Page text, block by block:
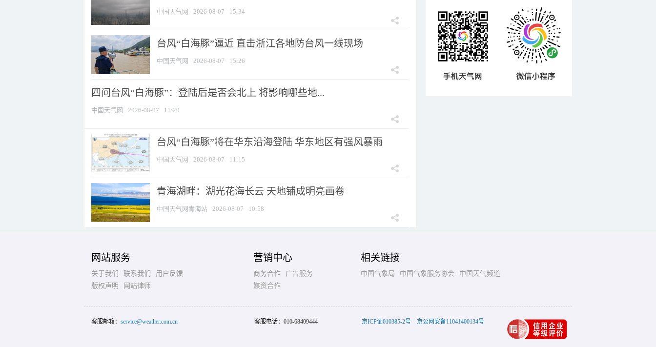
中国天气网 2026-08-07 15:34
台风“白海豚”逼近 直击浙江各地防台风一线现场
中国天气网 2026-08-07 15:26
四问台风“白海豚”：登陆后是否会北上 将影响哪些地...
中国天气网 2026-08-07 11:20
台风“白海豚”将在华东沿海登陆 华东地区有强风暴雨
中国天气网 2026-08-07 11:15
青海湖畔：湖光花海长云 天地铺成明亮画卷
中国天气网青海站 2026-08-07 10:58
网站服务
关于我们 联系我们
用户反馈
版权声明
网站律师
营销中心
商务合作
广告服务
媒资合作
相关链接
中国气象局 中国气象服务协会 中国天气频道
客服邮箱： service@weather.com.cn 客服电话： 010-68409444 京ICP证010385-2号 京公网安备11041400134号